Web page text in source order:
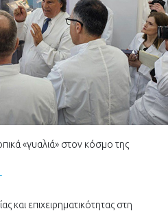
«γυαλιά» στον κόσμο της
και επιχειρηματικότητας στη